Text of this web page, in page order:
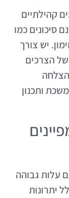
קהילתיים
סיכונים כמו
יש צורך
של הצרכים
הצלחה
ותכנון
עלות גבוהה
יתרונות